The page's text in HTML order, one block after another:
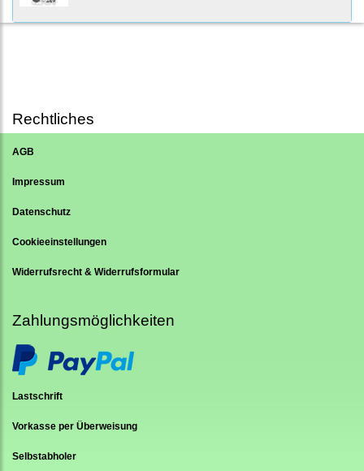
Rechtliches
AGB
Impressum
Datenschutz
Cookieeinstellungen
Widerrufsrecht & Widerrufsformular
Zahlungsmöglichkeiten
Lastschrift
Vorkasse per Überweisung
Selbstabholer